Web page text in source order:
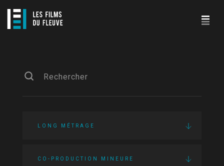
LONG MÉTRAGE
CO-PRODUCTION MINEURE